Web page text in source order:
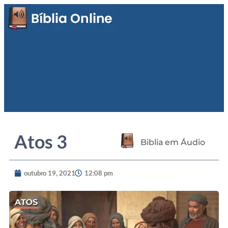
Atos 3 Biblia em Áudio
outubro 19, 2021 12:08 pm